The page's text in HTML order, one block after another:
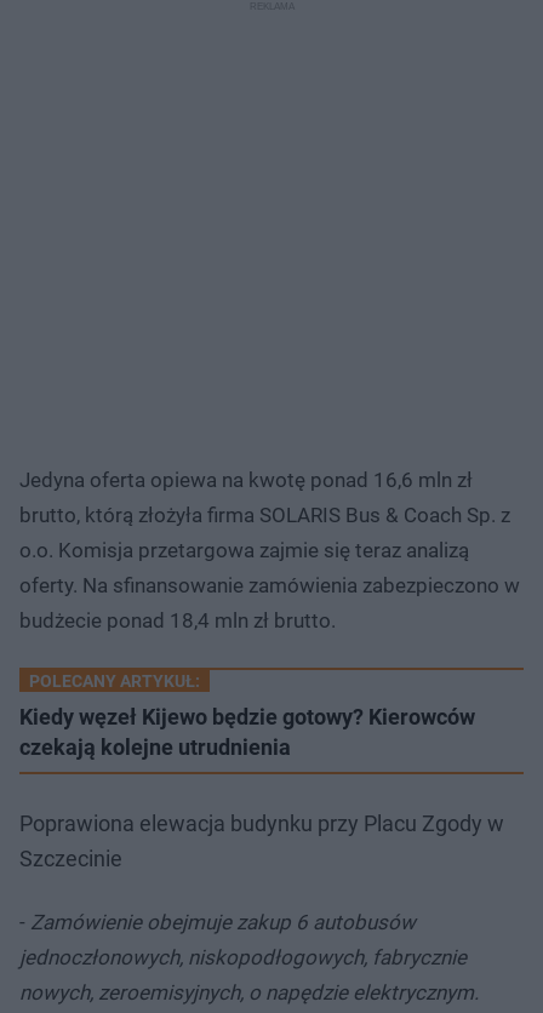
Jedyna oferta opiewa na kwotę ponad 16,6 mln zł
brutto, którą złożyła firma SOLARIS Bus & Coach Sp. z
o.o. Komisja przetargowa zajmie się teraz analizą
oferty. Na sfinansowanie zamówienia zabezpieczono w
budżecie ponad 18,4 mln zł brutto.
POLECANY ARTYKUŁ:
Kiedy węzeł Kijewo będzie gotowy? Kierowców
czekają kolejne utrudnienia
Poprawiona elewacja budynku przy Placu Zgody w
Szczecinie
- Zamówienie obejmuje zakup 6 autobusów
jednoczłonowych, niskopodłogowych, fabrycznie
nowych, zeroemisyjnych, o napędzie elektrycznym.